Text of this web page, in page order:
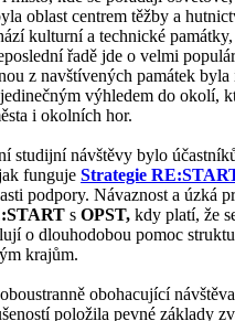
oblast centrem těžby a
kulturní a technické
řadě jde o velmi
z navštívených památek
výhledem do okolí,
i okolních hor.
studijní návštěvy bylo
funguje Strategie
podpory. Návaznost a úzká
s OPST, kdy platí, že
o dlouhodobou pomoc
krajům.
obohacující
položila pevné základy